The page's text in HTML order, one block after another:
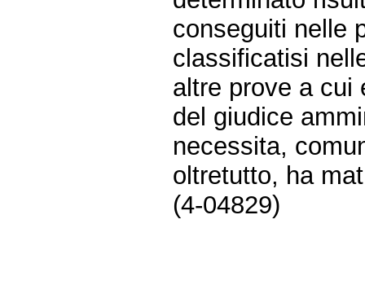
conseguiti nelle
classificatisi
altre prove a cui
del giudice
necessita,
oltretutto, ha
(4-04829)